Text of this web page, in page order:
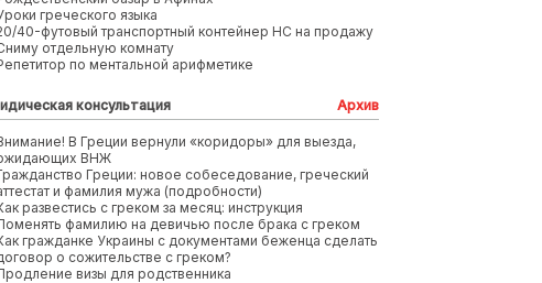
греческого языка
40-футовый транспортный контейнер HC на продажу
отдельную комнату
по ментальной арифметике
консультация Архив
В Греции вернули «коридоры» для выезда,
ВНЖ
Греции: новое собеседование, греческий
и фамилия мужа (подробности)
развестись с греком за месяц: инструкция
фамилию на девичью после брака с греком
гражданке Украины с документами беженца сделать
о сожительстве с греком?
визы для родственника